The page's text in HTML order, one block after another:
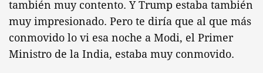
también muy contento. Y Trump estaba también
muy impresionado. Pero te diría que al que más
conmovido lo vi esa noche a Modi, el Primer
Ministro de la India, estaba muy conmovido.